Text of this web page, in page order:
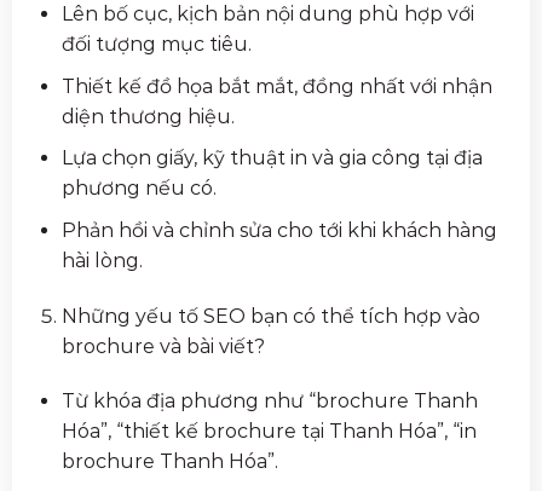
Lên bố cục, kịch bản nội dung phù hợp với
đối tượng mục tiêu.
Thiết kế đồ họa bắt mắt, đồng nhất với nhận
diện thương hiệu.
Lựa chọn giấy, kỹ thuật in và gia công tại địa
phương nếu có.
Phản hồi và chỉnh sửa cho tới khi khách hàng
hài lòng.
Những yếu tố SEO bạn có thể tích hợp vào
brochure và bài viết?
Từ khóa địa phương như “brochure Thanh
Hóa”, “thiết kế brochure tại Thanh Hóa”, “in
brochure Thanh Hóa”.